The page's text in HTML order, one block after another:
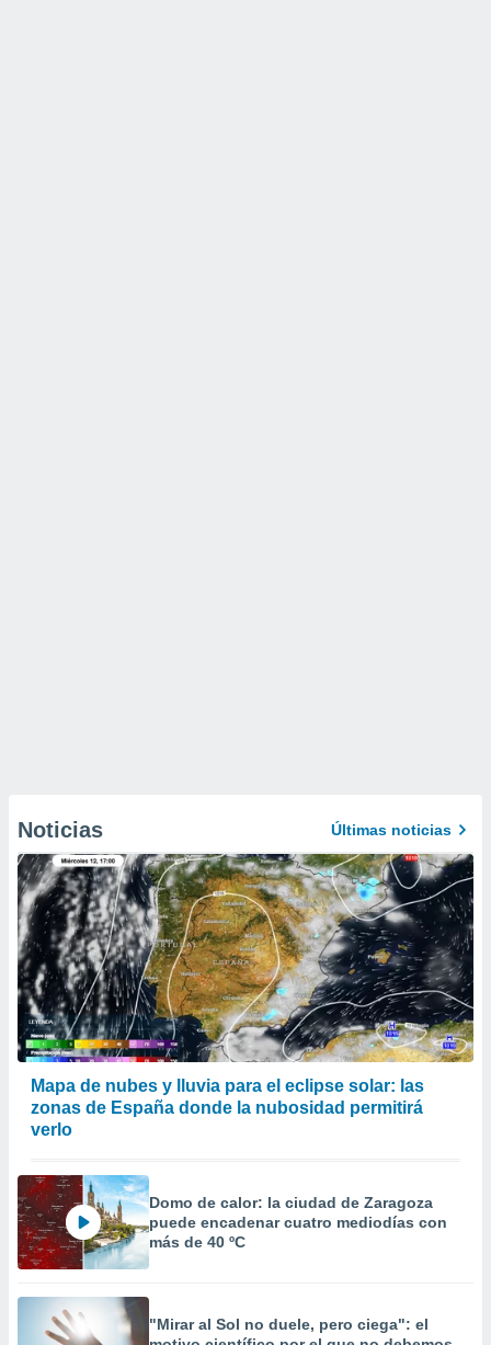
Noticias Últimas noticias
Mapa de nubes y lluvia para el eclipse solar: las
zonas de España donde la nubosidad permitirá
verlo
Domo de calor: la ciudad de Zaragoza
puede encadenar cuatro mediodías con
más de 40 ºC
"Mirar al Sol no duele, pero ciega": el